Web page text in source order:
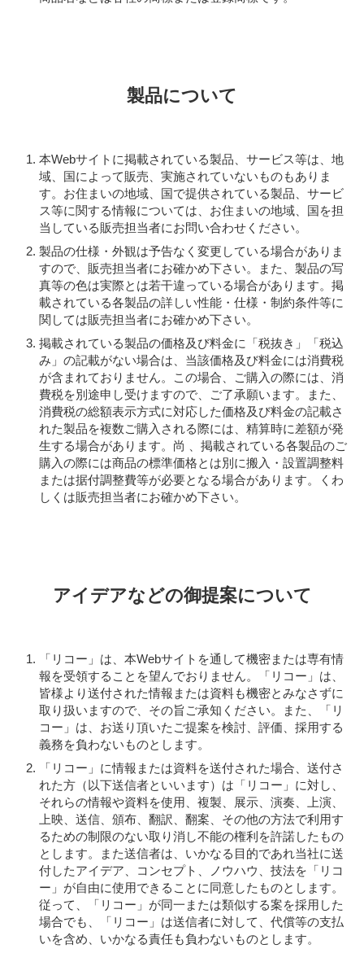
製品について
本Webサイトに掲載されている製品、サービス等は、地
域、国によって販売、実施されていないものもありま
す。お住まいの地域、国で提供されている製品、サービ
ス等に関する情報については、お住まいの地域、国を担
当している販売担当者にお問い合わせください。
製品の仕様・外観は予告なく変更している場合がありま
すので、販売担当者にお確かめ下さい。また、製品の写
真等の色は実際とは若干違っている場合があります。掲
載されている各製品の詳しい性能・仕様・制約条件等に
関しては販売担当者にお確かめ下さい。
掲載されている製品の価格及び料金に「税抜き」「税込
み」の記載がない場合は、当該価格及び料金には消費税
が含まれておりません。この場合、ご購入の際には、消
費税を別途申し受けますので、ご了承願います。また、
消費税の総額表示方式に対応した価格及び料金の記載さ
れた製品を複数ご購入される際には、精算時に差額が発
生する場合があります。尚 、掲載されている各製品のご
購入の際には商品の標準価格とは別に搬入・設置調整料
または据付調整費等が必要となる場合があります。くわ
しくは販売担当者にお確かめ下さい。
アイデアなどの御提案について
「リコー」は、本Webサイトを通して機密または専有情
報を受領することを望んでおりません。「リコー」は、
皆様より送付された情報または資料も機密とみなさずに
取り扱いますので、その旨ご承知ください。また、「リ
コー」は、お送り頂いたご提案を検討、評価、採用する
義務を負わないものとします。
「リコー」に情報または資料を送付された場合、送付さ
れた方（以下送信者といいます）は「リコー」に対し、
それらの情報や資料を使用、複製、展示、演奏、上演、
上映、送信、頒布、翻訳、翻案、その他の方法で利用す
るための制限のない取り消し不能の権利を許諾したもの
とします。また送信者は、いかなる目的であれ当社に送
付したアイデア、コンセプト、ノウハウ、技法を「リコ
ー」が自由に使用できることに同意したものとします。
従って、「リコー」が同一または類似する案を採用した
場合でも、「リコー」は送信者に対して、代償等の支払
いを含め、いかなる責任も負わないものとします。